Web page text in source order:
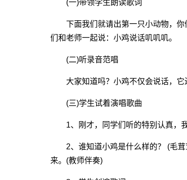
(一)带领学生朗读歌词
下面我们就请出第一只小动物，你
们和老师一起说：小鸡说话叽叽叽。
(二)听录音范唱
大家知道吗？小鸡不仅会说话，它
(三)学生试着演唱歌曲
1、刚才，同学们听的特别认真，我
2、谁知道小鸡是什么样的？ (毛茸
来。(教师伴奏)